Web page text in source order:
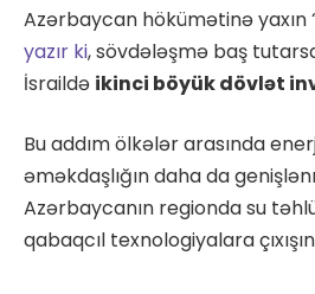
Azərbaycan hökümətinə yaxın
yazır ki, sövdələşmə baş
İsraildə ikinci böyük dövlət
Bu addım ölkələr arasında
əməkdaşlığın daha da
Azərbaycanın regionda su
qabaqcıl texnologiyalara